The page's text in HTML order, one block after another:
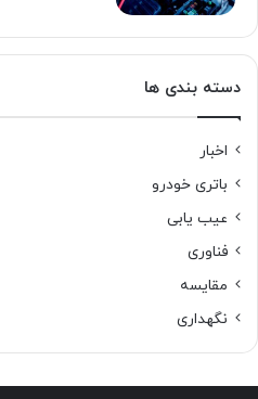
دسته بندی ها
اخبار
باتری خودرو
عیب یابی
فناوری
مقایسه
نگهداری